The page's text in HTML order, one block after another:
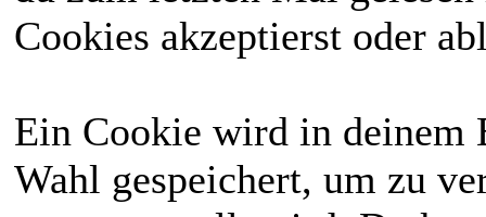
Cookies akzeptierst oder
Ein Cookie wird in deinem
Wahl gespeichert, um zu